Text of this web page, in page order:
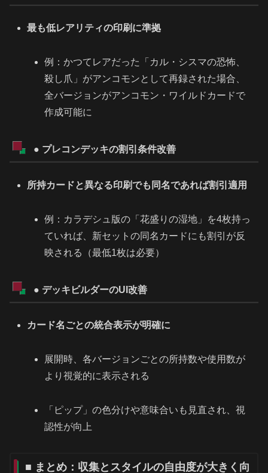
最も低レアリティの印刷に準拠
例：かつてレアだった「カル・シスマの恐怖、
殺し爪」がアンコモンとして再録された場合、
全バージョンがアンコモン・ワイルドカードで
作成可能に
● プレコンデッキの割引条件改善
所持カードと異なる印刷でも同名であれば割引適用
例：カラデシュ版の「花盛りの湿地」を4枚持っ
ていれば、新セットの同名カードにも割引が反
映される（最低1枚は必要）
● デッキビルダーのUI改善
カード名ごとの統合表示が明確に
展開時、各バージョンごとの所持数や使用数が
より視覚的に表示される
「ピップ」の色分けや意味合いも見直され、視
認性が向上
■ まとめ：収集とスタイルの自由度が大きく向